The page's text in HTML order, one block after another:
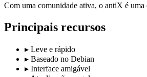
Com uma comunidade ativa, o antiX é
Principais recursos
▸ Leve e rápido
▸ Baseado no Debian
▸ Interface amigável